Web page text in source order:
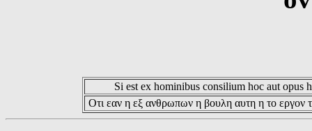
Si est ex hominibus consilium hoc aut opus
Οτι εαν η εξ ανθρωπων η βουλη αυτη η το εργον